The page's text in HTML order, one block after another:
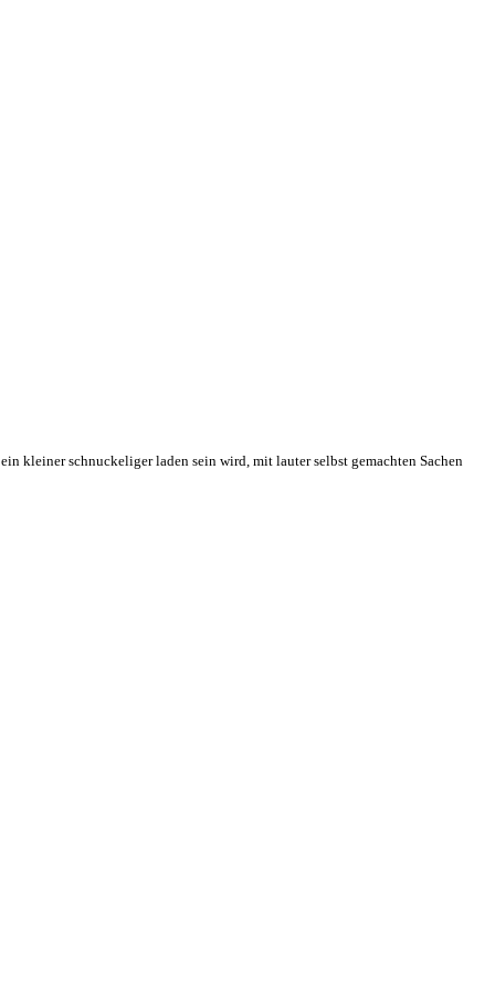
kleiner schnuckeliger laden sein wird, mit lauter selbst gemachten Sachen